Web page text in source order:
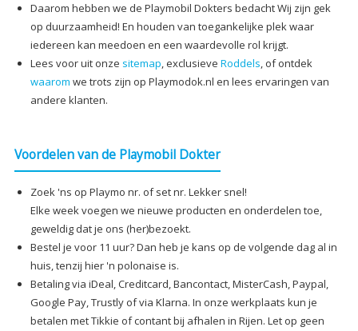
Daarom hebben we de Playmobil Dokters bedacht Wij zijn gek
op duurzaamheid! En houden van toegankelijke plek waar
iedereen kan meedoen en een waardevolle rol krijgt.
Lees voor uit onze sitemap, exclusieve Roddels, of ontdek
waarom we trots zijn op Playmodok.nl en lees ervaringen van
andere klanten.
Voordelen van de Playmobil Dokter
Zoek 'ns op Playmo nr. of set nr. Lekker snel!
Elke week voegen we nieuwe producten en onderdelen toe,
geweldig dat je ons (her)bezoekt.
Bestel je voor 11 uur? Dan heb je kans op de volgende dag al in
huis, tenzij hier 'n polonaise is.
Betaling via iDeal, Creditcard, Bancontact, MisterCash, Paypal,
Google Pay, Trustly of via Klarna. In onze werkplaats kun je
betalen met Tikkie of contant bij afhalen in Rijen. Let op geen